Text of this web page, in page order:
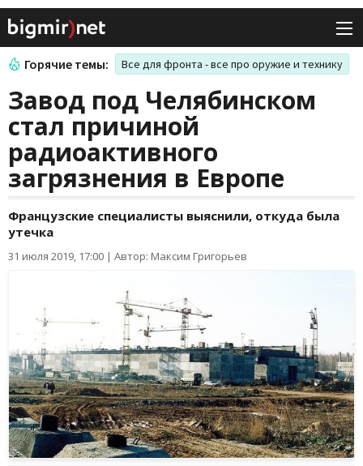
Горячие темы: Все для фронта - все про оружие и технику
Завод под Челябинском
стал причиной
радиоактивного
загрязнения в Европе
Французские специалисты выяснили, откуда была
утечка
31 июля 2019, 17:00 | Автор: Максим Григорьев